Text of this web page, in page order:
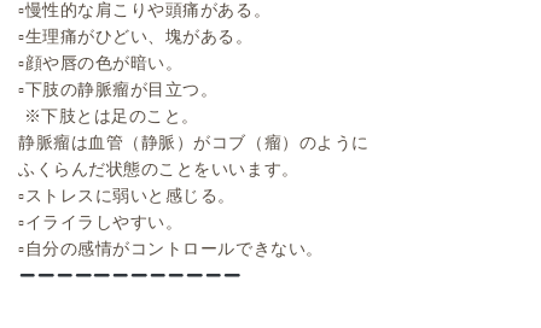
▫︎慢性的な肩こりや頭痛がある。
▫︎生理痛がひどい、塊がある。
▫︎顔や唇の色が暗い。
▫︎下肢の静脈瘤が目立つ。
※下肢とは足のこと。
静脈瘤は血管（静脈）がコブ（瘤）のように
ふくらんだ状態のことをいいます。
▫︎ストレスに弱いと感じる。
▫︎イライラしやすい。
▫︎自分の感情がコントロールできない。